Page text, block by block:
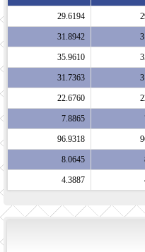
29.6194
31.8942
35.9610
31.7363
22.6760
7.8865
96.9318
8.0645
4.3887